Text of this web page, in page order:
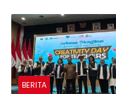
Indah Golf Jakarta
BERITA